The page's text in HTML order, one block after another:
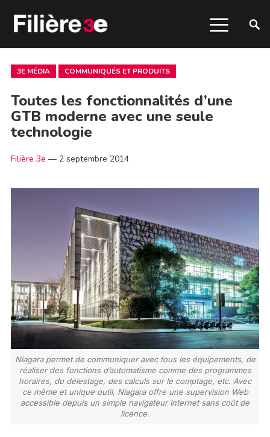
3E MÉDIA COMMUNIQUÉS ET PRODUITS
Toutes les fonctionnalités d’une
GTB moderne avec une seule
technologie
Filière 3e — 2 septembre 2014
Niagara permet de communiquer avec tous les équipements, de
réaliser des fonctions d’automatisme comme des programmes
horaires, du délestage, des calculs sur le comptage, etc. Avec
ce même et unique outil, Niagara offre une supervision Web
accessible depuis un simple navigateur Internet sans coût de
licence.